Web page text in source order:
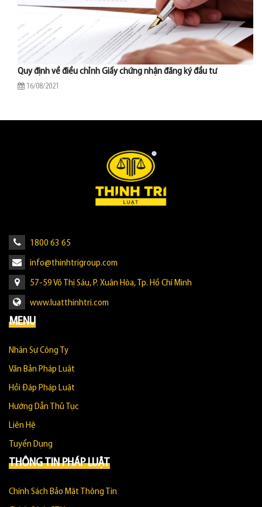
Quy định về điều chỉnh Giấy chứng nhận đăng ký đầu tư
16/08/2021
1800 63 65
info@thinhtrigroup.com
57-59 Võ Thị Sáu, P. Xuân Hòa, Tp. Hồ Chí Minh
www.luatthinhtri.com
MENU
Nhân Sự Công Ty
Văn Bản Pháp Luật
Hỏi Đáp Pháp Luật
Hướng Dẫn Thủ Tục
Liên Hệ
Tuyển Dụng
THÔNG TIN PHÁP LUẬT
Chính Sách Bảo Mật Thông Tin